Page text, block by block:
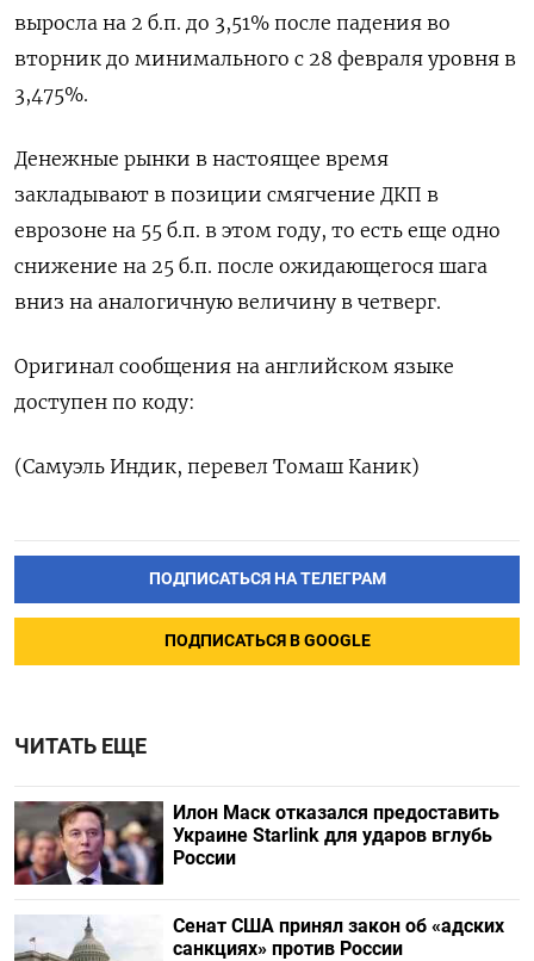
выросла на 2 б.п. до 3,51% после падения во
вторник до минимального с 28 февраля уровня в
3,475%.
Денежные рынки в настоящее время
закладывают в позиции смягчение ДКП в
еврозоне на 55 б.п. в этом году, то есть еще одно
снижение на 25 б.п. после ожидающегося шага
вниз на аналогичную величину в четверг.
Оригинал сообщения на английском языке
доступен по коду:
(Самуэль Индик, перевел Томаш Каник)
ПОДПИСАТЬСЯ НА ТЕЛЕГРАМ
ПОДПИСАТЬСЯ В GOOGLE
ЧИТАТЬ ЕЩЕ
Илон Маск отказался предоставить
Украине Starlink для ударов вглубь
России
Сенат США принял закон об «адских
санкциях» против России